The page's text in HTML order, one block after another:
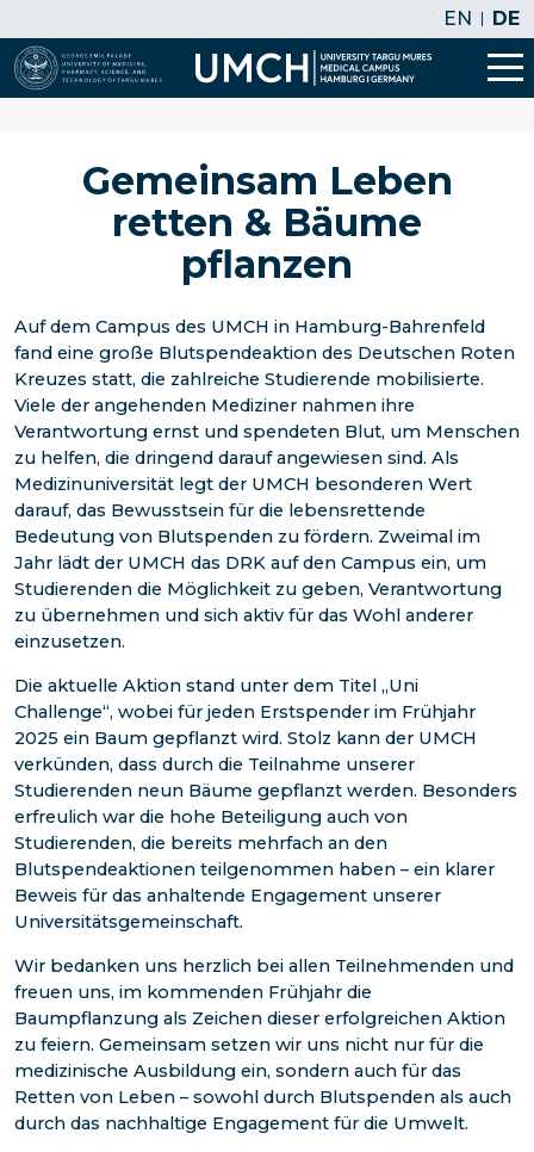
EN DE
Gemeinsam Leben
retten & Bäume
pflanzen
Auf dem Campus des UMCH in Hamburg-Bahrenfeld
fand eine große Blutspendeaktion des Deutschen Roten
Kreuzes statt, die zahlreiche Studierende mobilisierte.
Viele der angehenden Mediziner nahmen ihre
Verantwortung ernst und spendeten Blut, um Menschen
zu helfen, die dringend darauf angewiesen sind. Als
Medizinuniversität legt der UMCH besonderen Wert
darauf, das Bewusstsein für die lebensrettende
Bedeutung von Blutspenden zu fördern. Zweimal im
Jahr lädt der UMCH das DRK auf den Campus ein, um
Studierenden die Möglichkeit zu geben, Verantwortung
zu übernehmen und sich aktiv für das Wohl anderer
einzusetzen.
Die aktuelle Aktion stand unter dem Titel „Uni
Challenge“, wobei für jeden Erstspender im Frühjahr
2025 ein Baum gepflanzt wird. Stolz kann der UMCH
verkünden, dass durch die Teilnahme unserer
Studierenden neun Bäume gepflanzt werden. Besonders
erfreulich war die hohe Beteiligung auch von
Studierenden, die bereits mehrfach an den
Blutspendeaktionen teilgenommen haben – ein klarer
Beweis für das anhaltende Engagement unserer
Universitätsgemeinschaft.
Wir bedanken uns herzlich bei allen Teilnehmenden und
freuen uns, im kommenden Frühjahr die
Baumpflanzung als Zeichen dieser erfolgreichen Aktion
zu feiern. Gemeinsam setzen wir uns nicht nur für die
medizinische Ausbildung ein, sondern auch für das
Retten von Leben – sowohl durch Blutspenden als auch
durch das nachhaltige Engagement für die Umwelt.